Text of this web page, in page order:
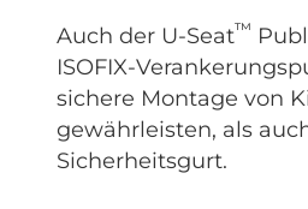
Auch der U-Seat™
ISOFIX-
sichere Montage von
gewährleisten, als
Sicherheitsgurt.